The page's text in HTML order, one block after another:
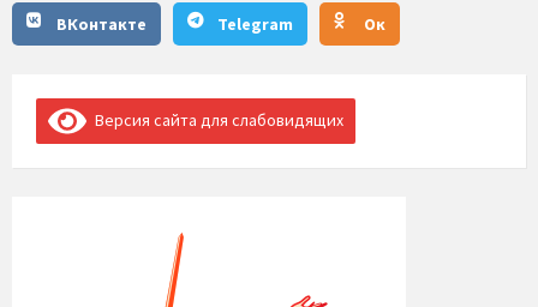
ВКонтакте Telegram Ок
Версия сайта для слабовидящих